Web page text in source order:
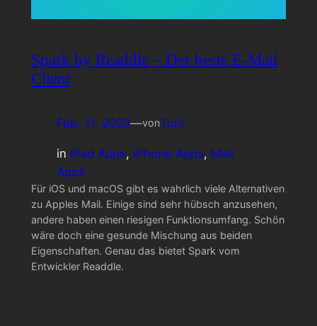
Spark by Readdle – Der beste E-Mail
Client
Feb. 11, 2020—vonTom
in iPad Apps, iPhone Apps, Mac
Apps
Für iOS und macOS gibt es wahrlich viele Alternativen
zu Apples Mail. Einige sind sehr hübsch anzusehen,
andere haben einen riesigen Funktionsumfang. Schön
wäre doch eine gesunde Mischung aus beiden
Eigenschaften. Genau das bietet Spark vom
Entwickler Readdle.